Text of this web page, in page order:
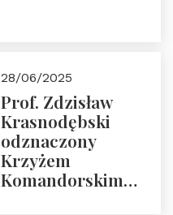
28/06/2025
Prof. Zdzisław
Krasnodębski
odznaczony
Krzyżem
Komandorskim